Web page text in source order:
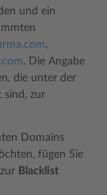
und ein
.com,
.com. Die Angabe
die unter der
sind, zur
Domains
fügen Sie
Blacklist